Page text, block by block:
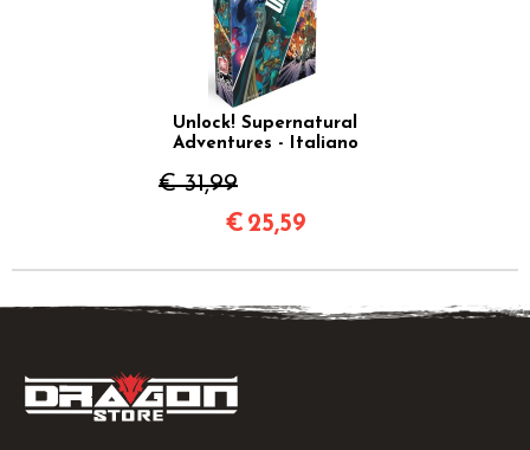
Unlock! Supernatural
Adventures - Italiano
€ 31,99
€ 25,59